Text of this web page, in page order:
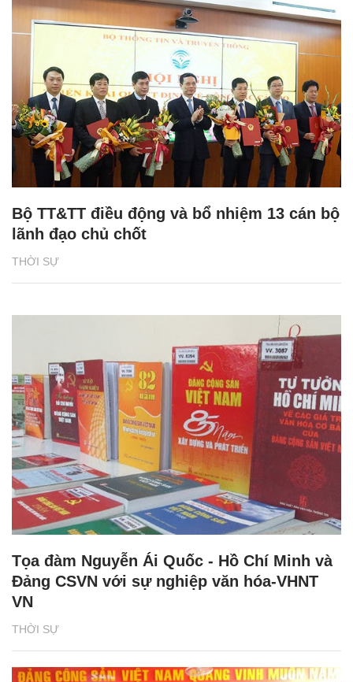
THỜI SỰ
Bộ TT&TT điều động và bổ nhiệm 13 cán bộ
lãnh đạo chủ chốt
THỜI SỰ
Tọa đàm Nguyễn Ái Quốc - Hồ Chí Minh và
Đảng CSVN với sự nghiệp văn hóa-VHNT
VN